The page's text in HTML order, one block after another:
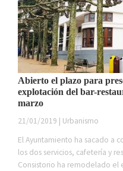
Abierto el plazo para
explotación del bar-
marzo
21/01/2019 | Urbanismo
El Ayuntamiento ha sacado a
los dos servicios, cafetería y
Consistorio ha remodelado